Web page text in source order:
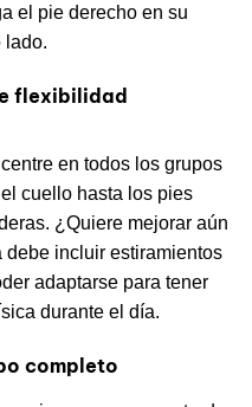
el pie derecho en su
lado.
flexibilidad
en todos los grupos
cuello hasta los pies
¿Quiere mejorar aún
incluir estiramientos
adaptarse para tener
durante el día.
completo